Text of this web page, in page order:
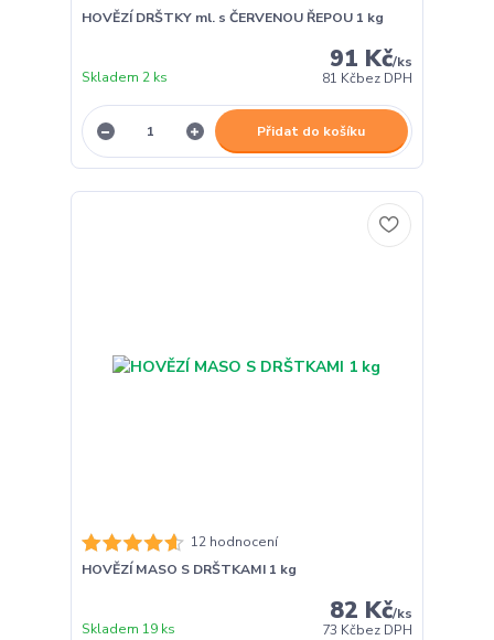
HOVĚZÍ DRŠTKY ml. s ČERVENOU ŘEPOU 1 kg
91 Kč/ks
81 Kčbez DPH
Skladem 2 ks
Přidat do košíku
12 hodnocení
HOVĚZÍ MASO S DRŠTKAMI 1 kg
82 Kč/ks
73 Kčbez DPH
Skladem 19 ks